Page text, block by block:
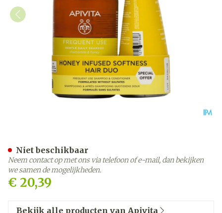
€ 20,39
Niet beschikbaar
Neem contact op met ons via telefoon of e-mail, dan bekijken
we samen de mogelijkheden.
Bekijk alle producten van Apivita